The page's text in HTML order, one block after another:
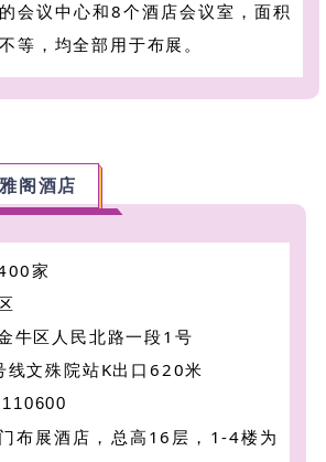
会议中心和8个酒店会议室，面积
等，均全部用于布展。
阁酒店
家
牛区人民北路一段1号
线文殊院站K出口620米
布展酒店， 总高16层，1-4楼为